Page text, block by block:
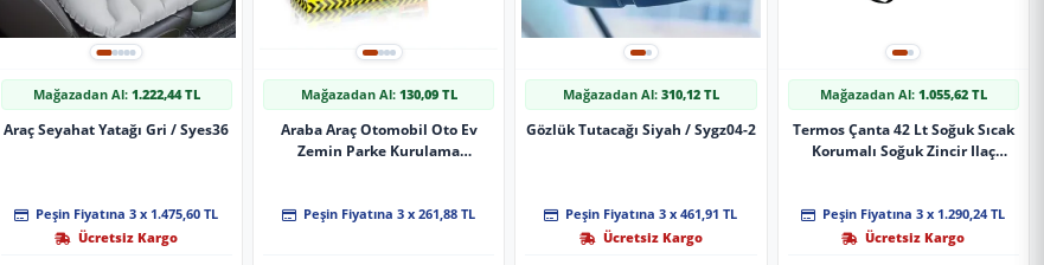
Mağazadan Al: 1.222,44 TL
Araç Seyahat Yatağı Gri / Syes36
Peşin Fiyatına 3 x 1.475,60 TL
Ücretsiz Kargo
Mağazadan Al: 130,09 TL
Araba Araç Otomobil Oto Ev
Zemin Parke Kurulama
Peşin Fiyatına 3 x 261,88 TL
Mağazadan Al: 310,12 TL
Gözlük Tutacağı Siyah / Sygz04-2
Peşin Fiyatına 3 x 461,91 TL
Ücretsiz Kargo
Mağazadan Al: 1.055,62 TL
Termos Çanta 42 Lt Soğuk Sıcak
Korumalı Soğuk Zincir Ilaç
Peşin Fiyatına 3 x 1.290,24 TL
Ücretsiz Kargo